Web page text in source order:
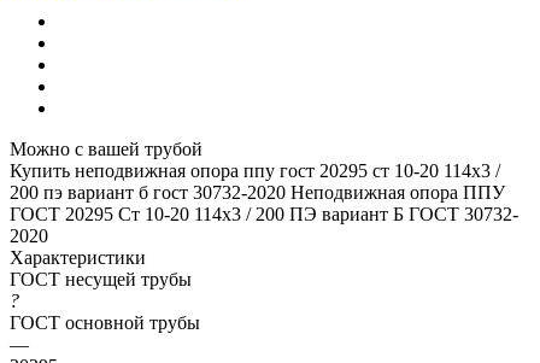
Можно с вашей трубой
Купить неподвижная опора ппу гост 20295 ст 10-20 114x3 /
200 пэ вариант б гост 30732-2020 Неподвижная опора ППУ
ГОСТ 20295 Ст 10-20 114x3 / 200 ПЭ вариант Б ГОСТ 30732-
2020
Характеристики
ГОСТ несущей трубы
?
ГОСТ основной трубы
—